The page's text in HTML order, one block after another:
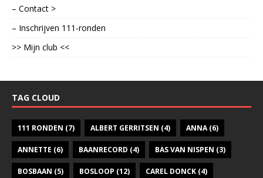
– Contact >
– Inschrijven 111-ronden
>> Mijn club <<
TAG CLOUD
111 RONDEN (7) ALBERT GERRITSEN (4) ANNA(6)
ANNETTE (6) BAANRECORD (4) BAS VAN NISPEN (3)
BOSBAAN (5) BOSLOOP (12) CAREL DONCK (4)